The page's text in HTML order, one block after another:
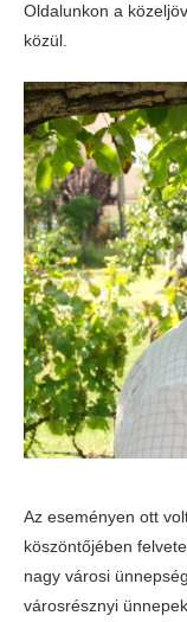
Oldalunkon a
közül.
Az eseményen ott
köszöntőjében
nagy városi
városrésznyi